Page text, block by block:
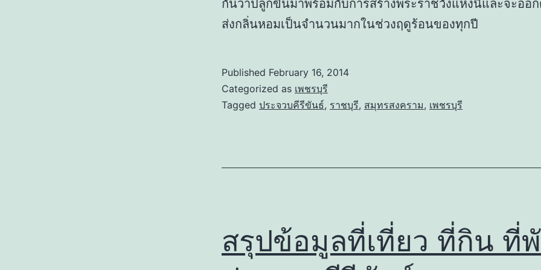
กันว่าปลูกขึ้นมาพร้อมกับการสร้างพระราชวังแห่งนี้และจะออ
ส่งกลิ่นหอมเป็นจำนวนมากในช่วงฤดูร้อนของทุกปี
Published February 16, 2014
Categorized as เพชรบุรี
Tagged ประจวบคีรีขันธ์, ราชบุรี, สมุทรสงคราม, เพชรบุรี
สรุปข้อมูลที่เที่ยว ที่กิน ที่